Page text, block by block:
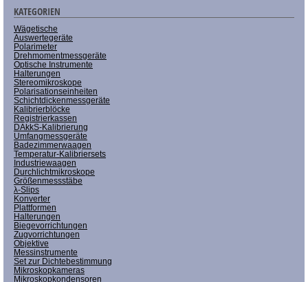
KATEGORIEN
Wägetische
Auswertegeräte
Polarimeter
Drehmomentmessgeräte
Optische Instrumente
Halterungen
Stereomikroskope
Polarisationseinheiten
Schichtdickenmessgeräte
Kalibrierblöcke
Registrierkassen
DAkkS-Kalibrierung
Umfangmessgeräte
Badezimmerwaagen
Temperatur-Kalibriersets
Industriewaagen
Durchlichtmikroskope
Größenmessstäbe
λ-Slips
Konverter
Plattformen
Halterungen
Biegevorrichtungen
Zugvorrichtungen
Objektive
Messinstrumente
Set zur Dichtebestimmung
Mikroskopkameras
Mikroskopkondensoren